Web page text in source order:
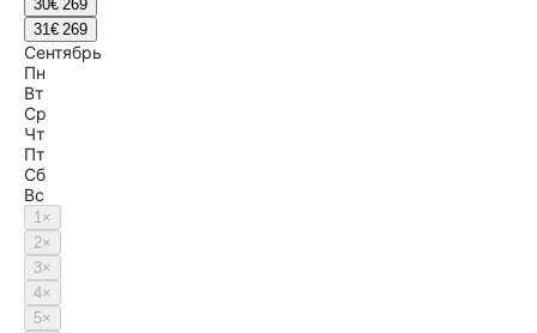
30€ 269
31€ 269
Сентябрь
Пн
Вт
Ср
Чт
Пт
Сб
Вс
1×
2×
3×
4×
5×